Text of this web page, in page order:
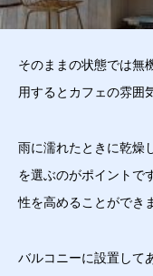
そのままの状態では無
用するとカフェの雰囲
雨に濡れたときに乾燥
を選ぶのがポイントで
性を高めることができ
バルコニーに設置して